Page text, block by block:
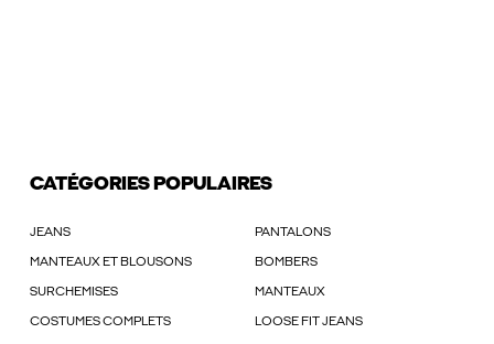
CATÉGORIES POPULAIRES
JEANS PANTALONS
MANTEAUX ET BLOUSONS BOMBERS
SURCHEMISES MANTEAUX
COSTUMES COMPLETS LOOSE FIT JEANS